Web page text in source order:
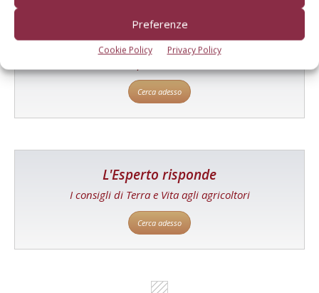
Preferenze
Cookie Policy Privacy Policy
Catalogo Aziende e Prodotti
Un modo semplice per cercare un'azienda o un
Cerca adesso
L'Esperto risponde
I consigli di Terra e Vita agli agricoltori
Cerca adesso